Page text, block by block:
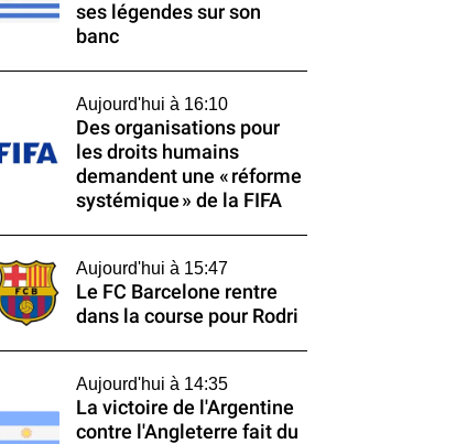
ses légendes sur son
banc
Aujourd'hui à 16:10
Des organisations pour
les droits humains
demandent une « réforme
systémique » de la FIFA
Aujourd'hui à 15:47
Le FC Barcelone rentre
dans la course pour Rodri
Aujourd'hui à 14:35
La victoire de l'Argentine
contre l'Angleterre fait du